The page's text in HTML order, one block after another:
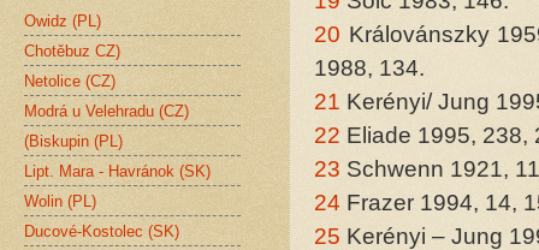
20 Královánszky
1988, 134.
21 Kerényi/ Jung
22 Eliade 1995, 238,
23 Schwenn 1921,
24 Frazer 1994, 14,
25 Kerényi – Jung
Owidz (PL)
Chotěbuz CZ)
Netolice (CZ)
Modrá u Velehradu (CZ)
(Biskupin (PL)
Lipt. Mara - Havránok (SK)
Wolin (PL)
Ducové-Kostolec (SK)